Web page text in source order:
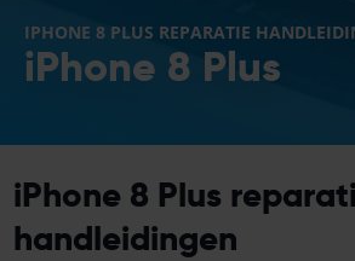
IPHONE 8 PLUS REPARATIE
iPhone 8 Plus
iPhone 8 Plus
handleidingen